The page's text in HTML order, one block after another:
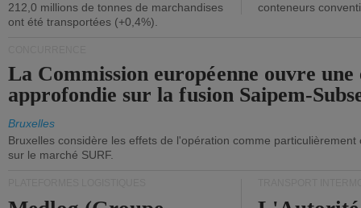
212,0 millions de tonnes de marchandises
ont été transportées (+0,4%).
conteneurs
La Commission européenne ouvre une
approfondie sur la fusion Saipem-
Bruxelles
Bruxelles considère les effets de l'opération comme
sur le marché SURF.